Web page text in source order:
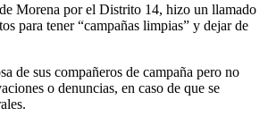
Morena por el Distrito 14, hizo un llamado
para tener “campañas limpias” y dejar de
de sus compañeros de campaña pero no
o denuncias, en caso de que se